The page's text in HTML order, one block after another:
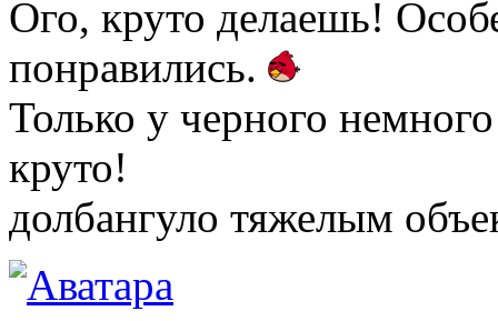
Ого, круто делаешь!
понравились.
Только у черного
круто!
долбангуло тяжелым